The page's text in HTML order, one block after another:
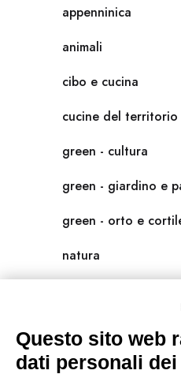
appenninica
animali
cibo e cucina
cucine del territorio
green - cultura
green - giardino e
green - orto e
natura
scienza
Questo sito web
dati personali